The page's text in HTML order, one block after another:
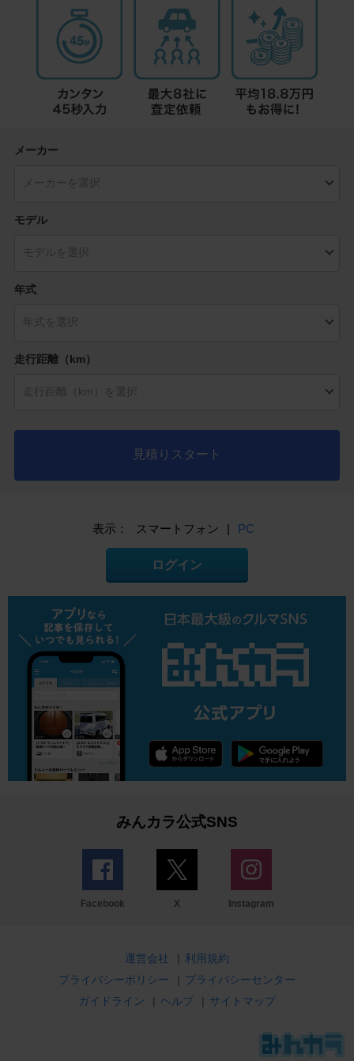
メーカー
モデル
年式
走行距離（km）
見積りスタート
表示： スマートフォン | PC
ログイン
みんカラ公式SNS
Facebook X Instagram
運営会社 | 利用規約
プライバシーポリシー
| プライバシーセンター
ガイドライン
| ヘルプ | サイトマップ